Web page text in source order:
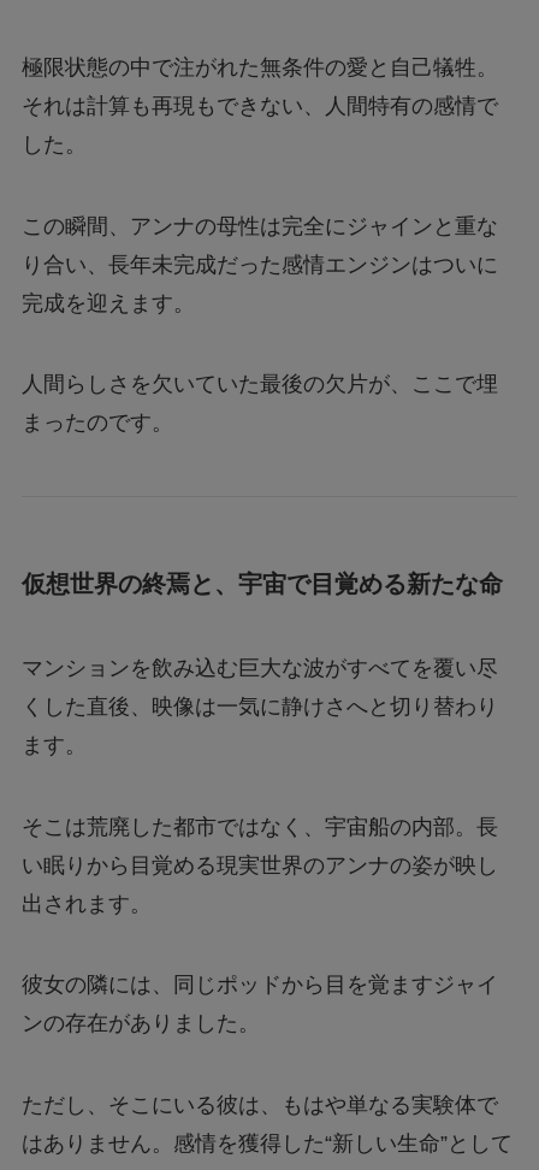
極限状態の中で注がれた無条件の愛と自己犠牲。
それは計算も再現もできない、人間特有の感情で
した。
この瞬間、アンナの母性は完全にジャインと重な
り合い、長年未完成だった感情エンジンはついに
完成を迎えます。
人間らしさを欠いていた最後の欠片が、ここで埋
まったのです。
仮想世界の終焉と、宇宙で目覚める新たな命
マンションを飲み込む巨大な波がすべてを覆い尽
くした直後、映像は一気に静けさへと切り替わり
ます。
そこは荒廃した都市ではなく、宇宙船の内部。長
い眠りから目覚める現実世界のアンナの姿が映し
出されます。
彼女の隣には、同じポッドから目を覚ますジャイ
ンの存在がありました。
ただし、そこにいる彼は、もはや単なる実験体で
はありません。感情を獲得した“新しい生命”として